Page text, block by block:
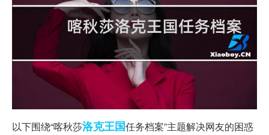
以下围绕“喀秋莎洛克王国任务档案”主题解决网友的困惑